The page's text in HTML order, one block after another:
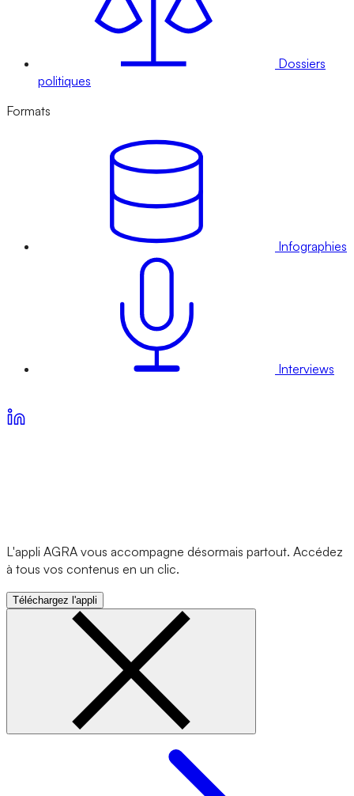
Dossiers
politiques
Formats
Infographies
Interviews
L'appli AGRA vous accompagne désormais partout. Accédez
à tous vos contenus en un clic.
Téléchargez l'appli